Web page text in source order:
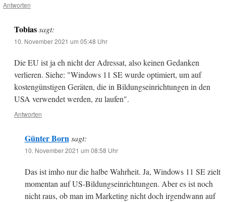
Antworten
Tobias sagt:
10. November 2021 um 05:48 Uhr
Die EU ist ja eh nicht der Adressat, also keinen Gedanken
verlieren. Siehe: "Windows 11 SE wurde optimiert, um auf
kostengünstigen Geräten, die in Bildungseinrichtungen in den
USA verwendet werden, zu laufen".
Antworten
Günter Born sagt:
10. November 2021 um 08:58 Uhr
Das ist imho nur die halbe Wahrheit. Ja, Windows 11 SE zielt
momentan auf US-Bildungseinrichtungen. Aber es ist noch
nicht raus, ob man im Marketing nicht doch irgendwann auf